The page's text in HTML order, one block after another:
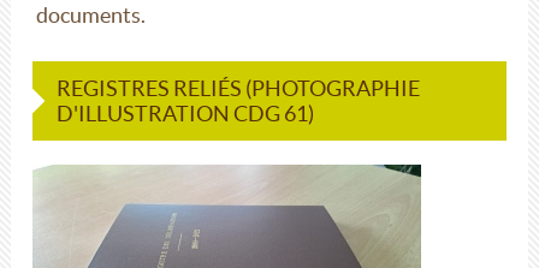
documents.
REGISTRES RELIÉS (PHOTOGRAPHIE
D'ILLUSTRATION CDG 61)